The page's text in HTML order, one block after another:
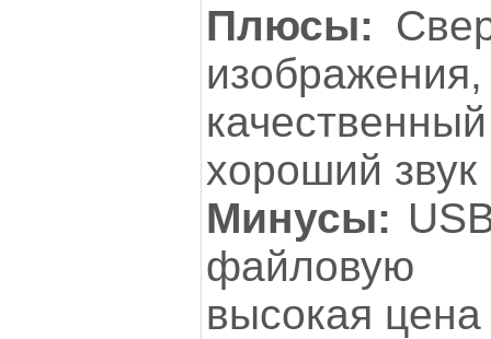
Плюсы:
хороший звук
Минусы:
файловую
высокая цена